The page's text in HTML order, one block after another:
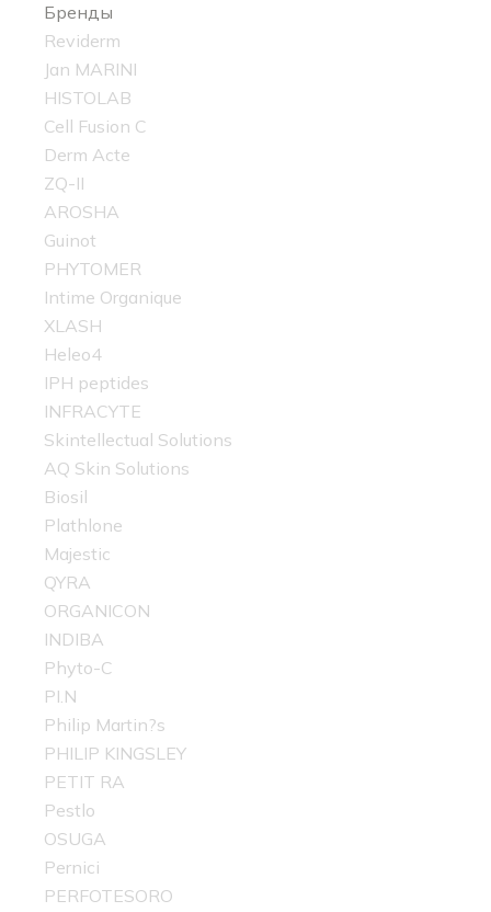
Бренды
Reviderm
Jan MARINI
HISTOLAB
Cell Fusion C
Derm Acte
ZQ-II
AROSHA
Guinot
PHYTOMER
Intime Organique
XLASH
Heleo4
IPH peptides
INFRACYTE
Skintellectual Solutions
AQ Skin Solutions
Biosil
Plathlone
Majestic
QYRA
ORGANICON
INDIBA
Phyto-C
PI.N
Philip Martin?s
PHILIP KINGSLEY
PETIT RA
Pestlo
OSUGA
Pernici
PERFOTESORO